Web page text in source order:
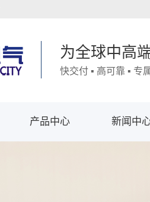
为全球中高
快交付 ▪ 高可靠 ▪ 专
产品中心 新闻中